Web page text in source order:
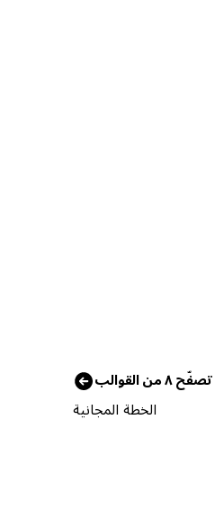
تصفّح ٨ من القوالب
الخطة المجانية